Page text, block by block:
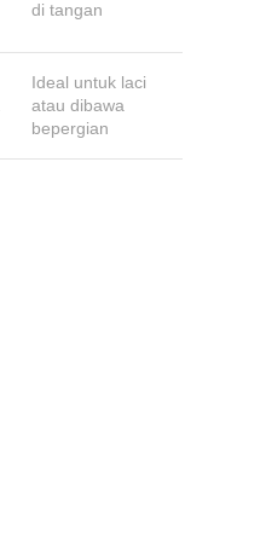
di tangan
Ideal untuk laci
atau dibawa
bepergian